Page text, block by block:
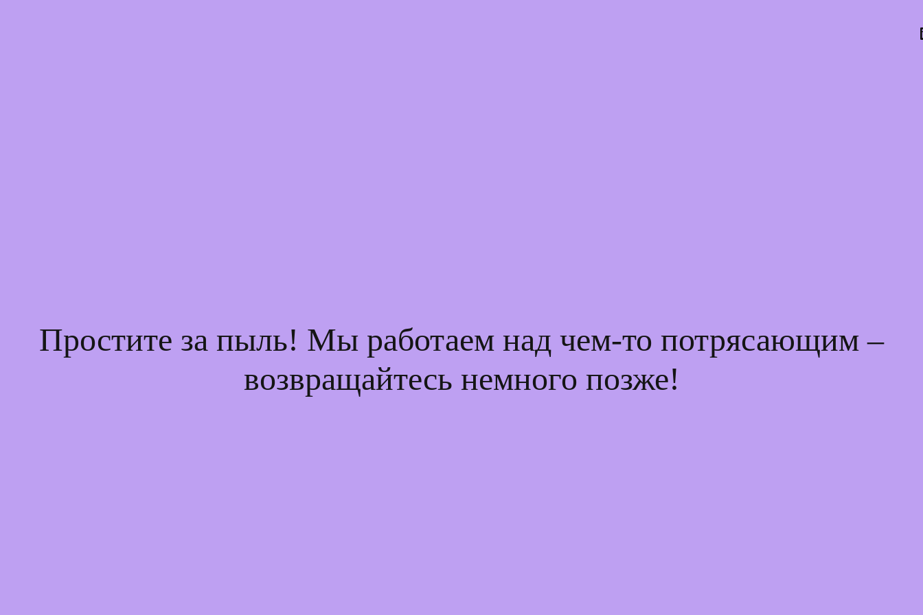
Простите за пыль! Мы работаем над чем-то потрясающим –
возвращайтесь немного позже!